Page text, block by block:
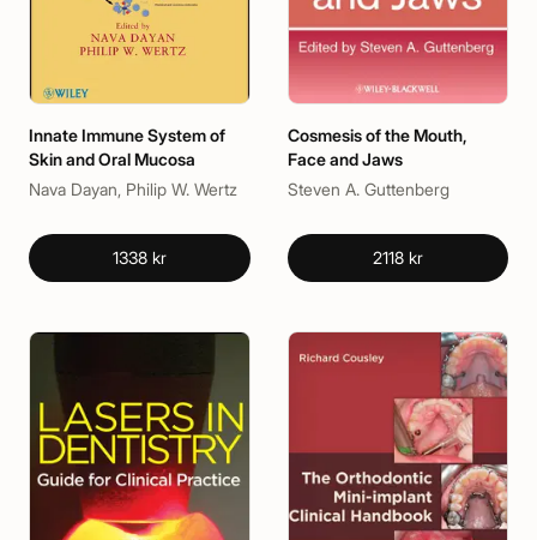
Innate Immune System of
Skin and Oral Mucosa
Nava Dayan, Philip W. Wertz
1338 kr
Cosmesis of the Mouth,
Face and Jaws
Steven A. Guttenberg
2118 kr